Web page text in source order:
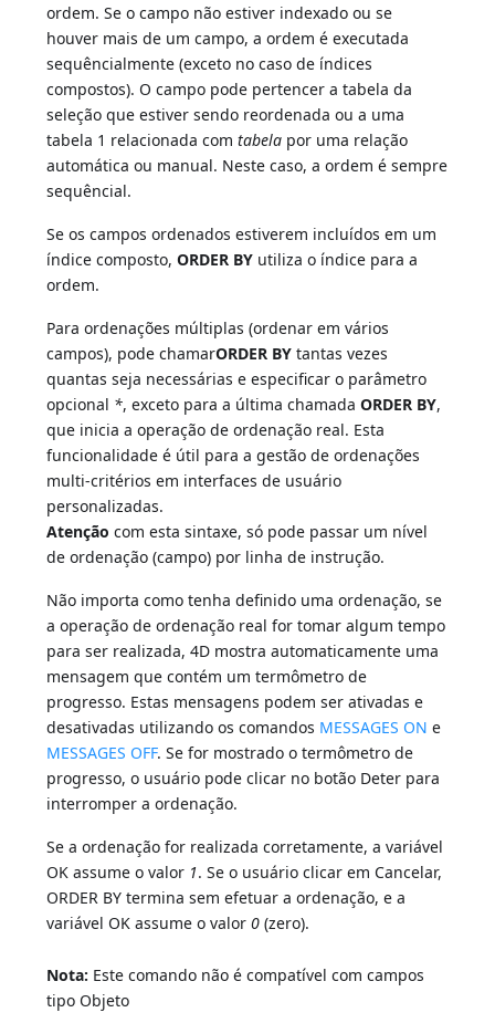
ordem. Se o campo não estiver indexado ou se
houver mais de um campo, a ordem é executada
sequêncialmente (exceto no caso de índices
compostos). O campo pode pertencer a tabela da
seleção que estiver sendo reordenada ou a uma
tabela 1 relacionada comtabela por uma relação
automática ou manual. Neste caso, a ordem é sempre
sequêncial.
Se os campos ordenados estiverem incluídos em um
índice composto,ORDER BY utiliza o índice para a
ordem.
Para ordenações múltiplas (ordenar em vários
campos), pode chamarORDER BY tantas vezes
quantas seja necessárias e especificar o parâmetro
opcional *, exceto para a última chamadaORDER BY,
que inicia a operação de ordenação real. Esta
funcionalidade é útil para a gestão de ordenações
multi-critérios em interfaces de usuário
personalizadas.
Atenção com esta sintaxe, só pode passar um nível
de ordenação (campo) por linha de instrução.
Não importa como tenha definido uma ordenação, se
a operação de ordenação real for tomar algum tempo
para ser realizada, 4D mostra automaticamente uma
mensagem que contém um termômetro de
progresso. Estas mensagens podem ser ativadas e
desativadas utilizando os comandos MESSAGES ON e
MESSAGES OFF. Se for mostrado o termômetro de
progresso, o usuário pode clicar no botão Deter para
interromper a ordenação.
Se a ordenação for realizada corretamente, a variável
OK assume o valor 1. Se o usuário clicar em Cancelar,
ORDER BY termina sem efetuar a ordenação, e a
variável OK assume o valor0 (zero).
Nota: Este comando não é compatível com campos
tipo Objeto